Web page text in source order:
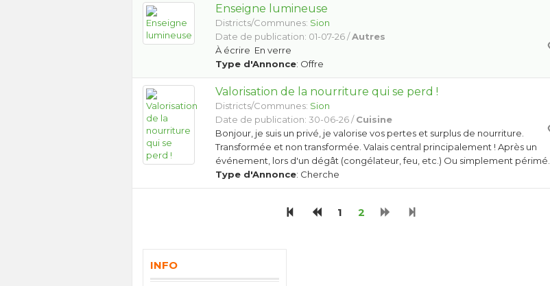
Enseigne lumineuse
Districts/Communes: Sion
Date de publication: 01-07-26 /Autres
À écrire En verre
Type d'Annonce: Offre
Valorisation de la nourriture qui se perd !
Districts/Communes: Sion
Date de publication: 30-06-26 /Cuisine
Bonjour, je suis un privé, je valorise vos pertes et surplus de nourriture.
Transformée et non transformée. Valais central principalement ! Après un
événement, lors d'un dégât (congélateur, feu, etc.) Ou simplement périmé…
Type d'Annonce: Cherche
1 2
INFO